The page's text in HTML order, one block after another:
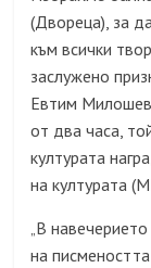
(Двореца), за
към всички
заслужено
Евтим
от два часа,
културата
на културата
„В
на